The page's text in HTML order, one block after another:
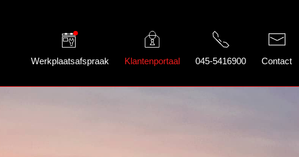
Werkplaatsafspraak Klantenportaal 045-5416900 Contact